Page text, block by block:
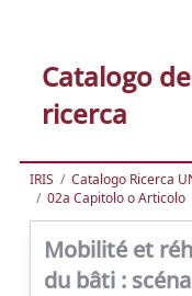
Catalogo
ricerca
IRIS Catalogo Ricerca
02a Capitolo o Articolo
Mobilité et
du bâti :